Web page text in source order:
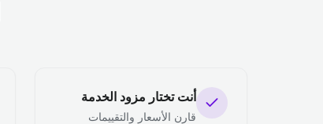
أنت تختار مزود الخدمة
قارن الأسعار والتقييمات